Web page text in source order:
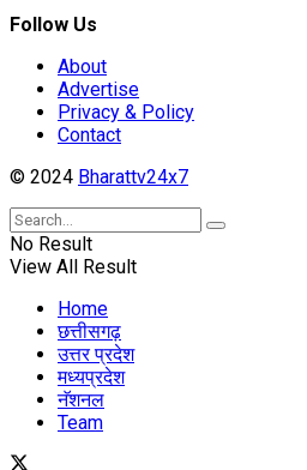
Follow Us
About
Advertise
Privacy & Policy
Contact
© 2024 Bharattv24x7
No Result
View All Result
Home
छत्तीसगढ़
उत्तर प्रदेश
मध्यप्रदेश
नॅशनल
Team